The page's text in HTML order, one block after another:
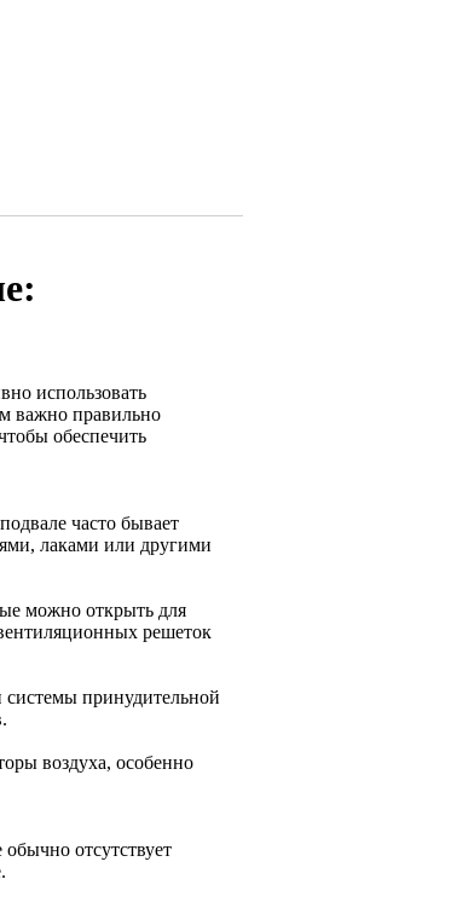
использовать
важно правильно
обеспечить
часто бывает
лаками или другими
можно открыть для
решеток
системы принудительной
воздуха, особенно
отсутствует